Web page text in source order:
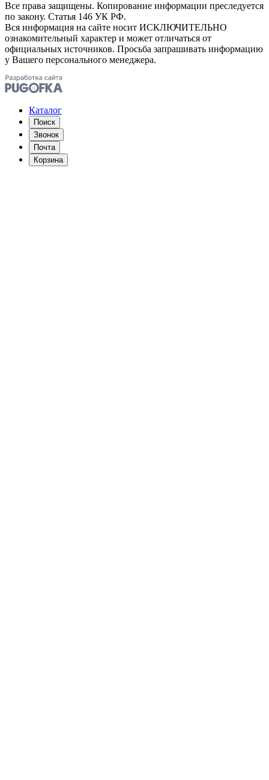
Все права защищены. Копирование информации преследуется
по закону. Статья 146 УК РФ.
Вся информация на сайте носит ИСКЛЮЧИТЕЛЬНО
ознакомительный характер и может отличаться от
официальных источников. Просьба запрашивать информацию
у Вашего персонального менеджера.
Каталог
Поиск
Звонок
Почта
Корзина